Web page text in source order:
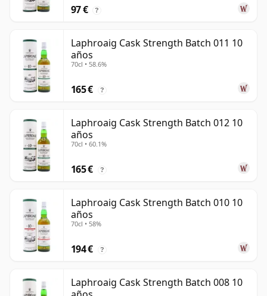
97 € ?
Laphroaig Cask Strength Batch 011 10
años
70cl • 58.6%
165 € ?
Laphroaig Cask Strength Batch 012 10
años
70cl • 60.1%
165 € ?
Laphroaig Cask Strength Batch 010 10
años
70cl • 58%
194 € ?
Laphroaig Cask Strength Batch 008 10